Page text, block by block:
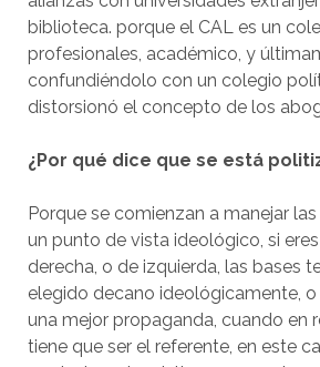
biblioteca. porque el CAL es un
profesionales, académico, y
confundiéndolo con un colegio
distorsionó el concepto de los
¿Por qué dice que se está
Porque se comienzan a manejar
un punto de vista ideológico, si
derecha, o de izquierda, las bases
elegido decano ideológicamente,
una mejor propaganda, cuando en
tiene que ser el referente, en este